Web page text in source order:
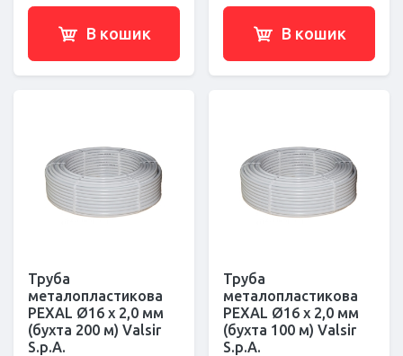
В кошик В кошик
Труба
металопластикова
PEXAL Ø16 х 2,0 мм
(бухта 200 м) Valsir
S.p.A.
Труба
металопластикова
PEXAL Ø16 х 2,0 мм
(бухта 100 м) Valsir
S.p.A.